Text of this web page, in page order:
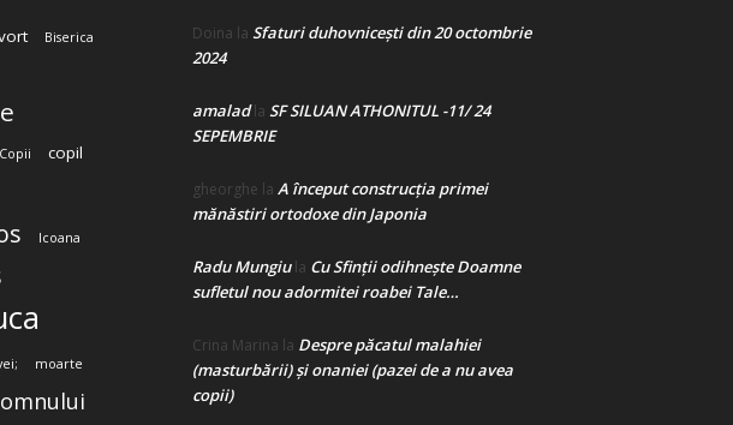
Biserica
Copii
copil
Icoana
moarte
Doina la Sfaturi duhovnicești din 20 octombrie
2024
amaladla SF SILUAN ATHONITUL -11/ 24
SEPEMBRIE
gheorghe la A început construcţia primei
mănăstiri ortodoxe din Japonia
Radu Mungiula Cu Sfinții odihnește Doamne
sufletul nou adormitei roabei Tale…
Crina Marina la Despre păcatul malahiei
(masturbării) şi onaniei (pazei de a nu avea
copii)